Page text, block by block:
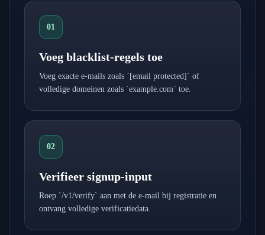
01
Voeg blacklist-regels toe
Voeg exacte e-mails zoals ` [email protected] ` of
volledige domeinen zoals `example.com` toe.
02
Verifieer signup-input
Roep `/v1/verify` aan met de e-mail bij registratie en
ontvang volledige verificatiedata.